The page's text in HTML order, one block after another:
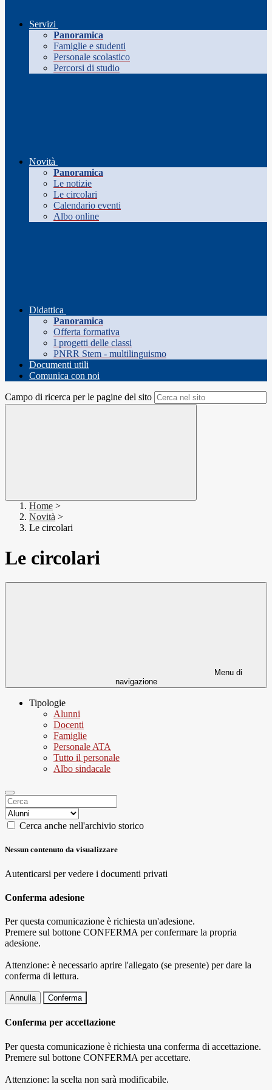
Servizi
Panoramica
Famiglie e studenti
Personale scolastico
Percorsi di studio
Novità
Panoramica
Le notizie
Le circolari
Calendario eventi
Albo online
Didattica
Panoramica
Offerta formativa
I progetti delle classi
PNRR Stem - multilinguismo
Documenti utili
Comunica con noi
Campo di ricerca per le pagine del sito
Home >
Novità >
Le circolari
Le circolari
Menu di
navigazione
Tipologie
Alunni
Docenti
Famiglie
Personale ATA
Tutto il personale
Albo sindacale
Cerca anche nell'archivio storico
Nessun contenuto da visualizzare
Autenticarsi per vedere i documenti privati
Conferma adesione
Per questa comunicazione è richiesta un'adesione.
Premere sul bottone CONFERMA per confermare la propria
adesione.
Attenzione: è necessario aprire l'allegato (se presente) per dare la
conferma di lettura.
Annulla Conferma
Conferma per accettazione
Per questa comunicazione è richiesta una conferma di accettazione.
Premere sul bottone CONFERMA per accettare.
Attenzione: la scelta non sarà modificabile.